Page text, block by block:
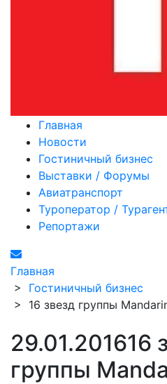
Главная
Новости
Гостиничный бизнес
Выставки / Форумы
Авиатранспорт
Туроператор /
Репортажи
Главная
> Гостиничный бизнес
> 16 звезд группы
29.01.201616
группы